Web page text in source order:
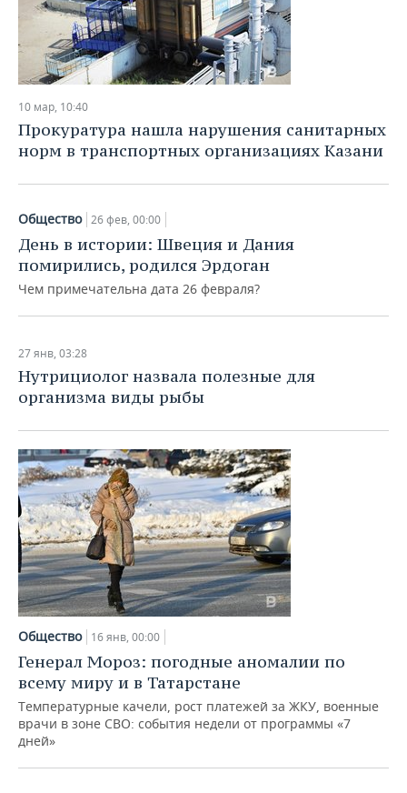
10 мар, 10:40
Прокуратура нашла нарушения санитарных
норм в транспортных организациях Казани
Общество 26 фев, 00:00
День в истории: Швеция и Дания
помирились, родился Эрдоган
Чем примечательна дата 26 февраля?
27 янв, 03:28
Нутрициолог назвала полезные для
организма виды рыбы
Общество 16 янв, 00:00
Генерал Мороз: погодные аномалии по
всему миру и в Татарстане
Температурные качели, рост платежей за ЖКУ, военные
врачи в зоне СВО: события недели от программы «7
дней»